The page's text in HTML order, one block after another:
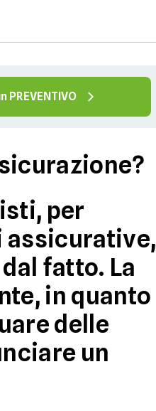
PREVENTIVO
per
assicurative,
fatto. La
in quanto
delle
un